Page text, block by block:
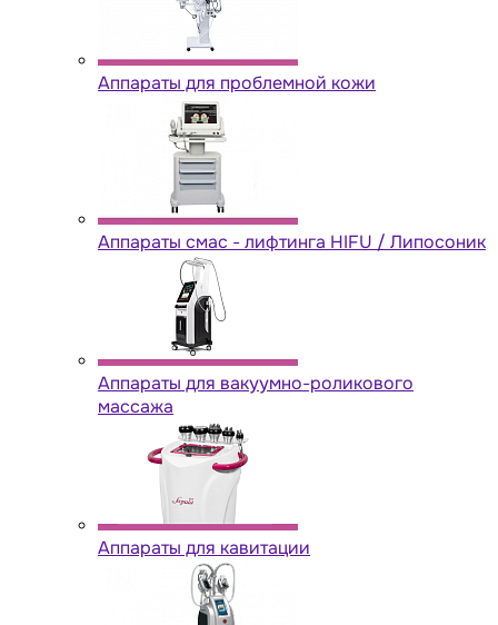
Аппараты для проблемной кожи
Аппараты cмас - лифтинга HIFU / Липосоник
Аппараты для вакуумно-роликового
массажа
Аппараты для кавитации